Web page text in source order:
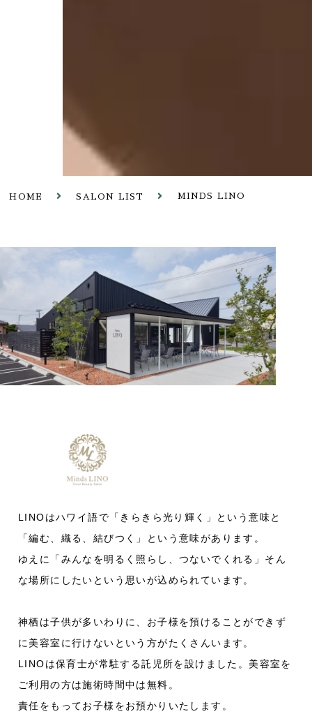
HOME SALON LIST MINDS LINO
LINOはハワイ語で「きらきら光り輝く」という意味と
「編む、織る、結びつく」という意味があります。
ゆえに「みんなを明るく照らし、つないでくれる」そん
な場所にしたいという思いが込められています。
神栖は子供が多いわりに、お子様を預けることができず
に美容室に行けないという方がたくさんいます。
LINOは保育士が常駐する託児所を設けました。美容室を
ご利用の方は施術時間中は無料。
責任をもってお子様をお預かりいたします。